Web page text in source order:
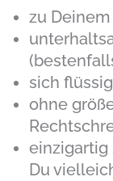
zu
sich
ohne
einzigartig
Du